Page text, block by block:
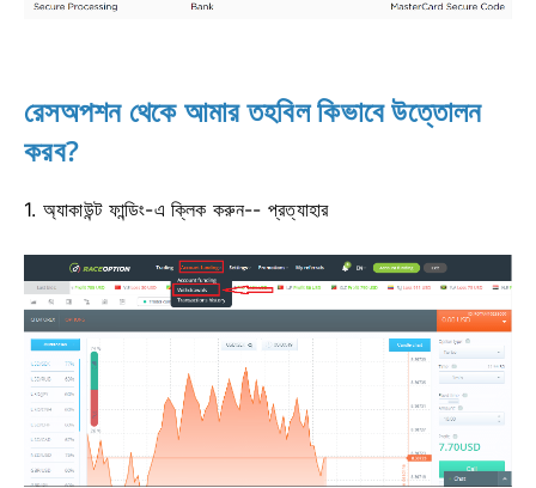
রেসঅপশন থেকে আমার তহবিল কিভাবে উত্তোলন
করব?
1. অ্যাকাউন্ট ফান্ডিং-এ ক্লিক করুন-- প্রত্যাহার